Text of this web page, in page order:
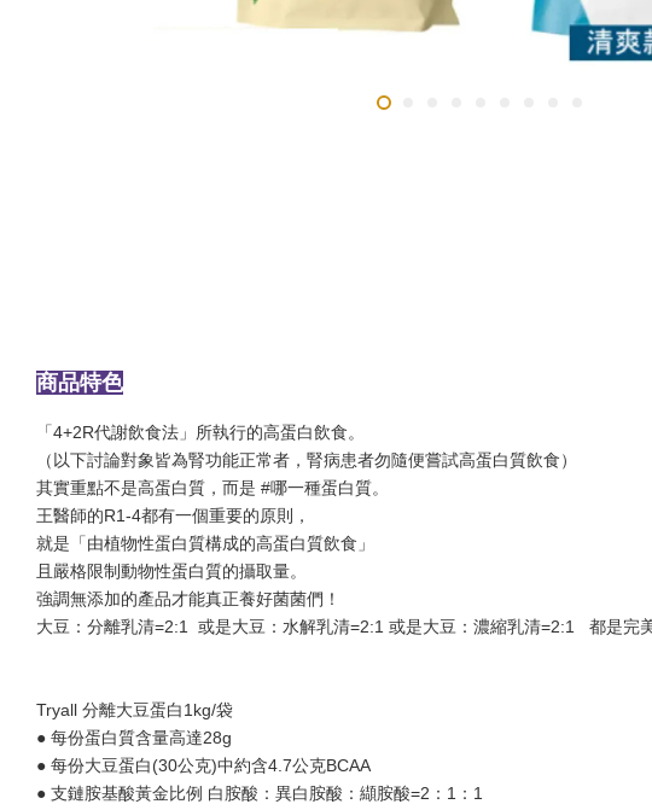
商品特色
「4+2R代謝飲食法」所執行的高蛋白飲食。
（以下討論對象皆為腎功能正常者，腎病患者勿隨便嘗試高蛋白質飲食）
其實重點不是高蛋白質，而是 #哪一種蛋白質。
王醫師的R1-4都有一個重要的原則，
就是「由植物性蛋白質構成的高蛋白質飲食」
且嚴格限制動物性蛋白質的攝取量。
強調無添加的產品才能真正養好菌菌們！
大豆：分離乳清=2:1 或是大豆：水解乳清=2:1 或是大豆：濃縮乳清=2:1 都是完
Tryall 分離大豆蛋白1kg/袋
● 每份蛋白質含量高達28g
● 每份大豆蛋白(30公克)中約含4.7公克BCAA
● 支鏈胺基酸黃金比例 白胺酸：異白胺酸：纈胺酸=2：1：1